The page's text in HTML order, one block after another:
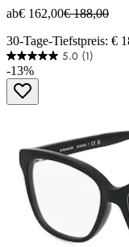
ab€ 162,00€ 188,00
30-Tage-Tiefstpreis: €
5.0 (1)
5.0
von
Sternen.
-13%